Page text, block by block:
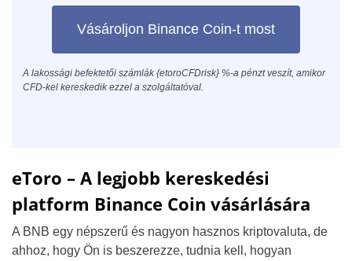
Vásároljon Binance Coin-t most
A lakossági befektetői számlák {etoroCFDrisk} %-a pénzt veszít, amikor
CFD-kel kereskedik ezzel a szolgáltatóval.
eToro – A legjobb kereskedési
platform Binance Coin vásárlására
A BNB egy népszerű és nagyon hasznos kriptovaluta, de
ahhoz, hogy Ön is beszerezze, tudnia kell, hogyan